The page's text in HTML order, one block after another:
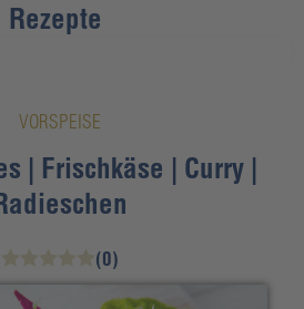
Rezepte
VORSPEISE
| Frischkäse | Curry |
(0)